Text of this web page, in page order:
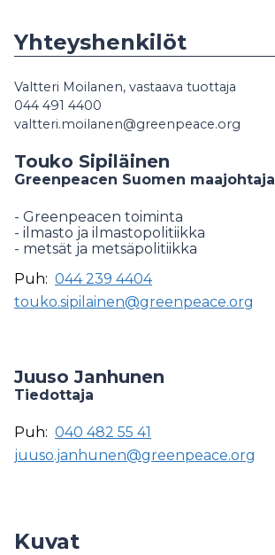
Yhteyshenkilöt
Valtteri Moilanen, vastaava tuottaja
044 491 4400
valtteri.moilanen@greenpeace.org
Touko Sipiläinen
Greenpeacen Suomen maajohtaja
- Greenpeacen toiminta
- ilmasto ja ilmastopolitiikka
- metsät ja metsäpolitiikka
Puh: 044 239 4404
touko.sipilainen@greenpeace.org
Juuso Janhunen
Tiedottaja
Puh: 040 482 55 41
juuso.janhunen@greenpeace.org
Kuvat